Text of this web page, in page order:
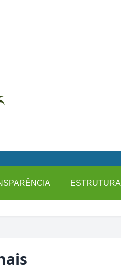
ESTRUTURA